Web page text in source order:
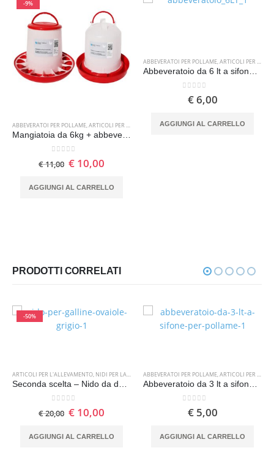
-9%
ABBEVERATOI PER POLLAME,ARTICOLI PER L'ALLEVAMENTO ,MANGIATOIE PER POLLAME
Mangiatoia da 6kg + abbeveratoio da 6lt per pollame
Su 5
€11,00 €10,00
AGGIUNGI AL CARRELLO
ABBEVERATOI PER POLLAME,ARTICOLI PER L'ALLEVAMENTO
Abbeveratoio da 6 lt a sifone per pollame
Su 5
€6,00
AGGIUNGI AL CARRELLO
PRODOTTI CORRELATI
-50%
ARTICOLI PER L'ALLEVAMENTO, NIDI PER LA DEPOSIZIONE DELLE UOVA ,OUTLET
Su 5
€20,00 €10,00
AGGIUNGI AL CARRELLO
ABBEVERATOI PER POLLAME,ARTICOLI PER L'ALLEVAMENTO
Su 5
€5,00
AGGIUNGI AL CARRELLO